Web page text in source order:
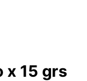
x 15 grs